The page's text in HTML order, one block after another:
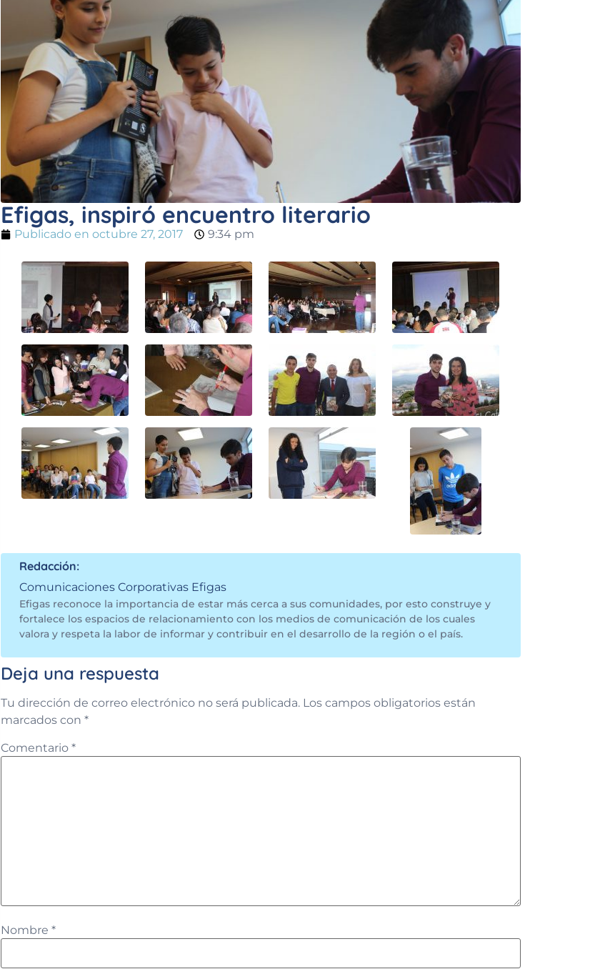
Efigas, inspiró encuentro literario
Publicado en octubre 27, 2017 9:34 pm
Redacción:
Comunicaciones Corporativas Efigas
Efigas reconoce la importancia de estar más cerca a sus comunidades, por esto construye y
fortalece los espacios de relacionamiento con los medios de comunicación de los cuales
valora y respeta la labor de informar y contribuir en el desarrollo de la región o el país.
Deja una respuesta
Tu dirección de correo electrónico no será publicada. Los campos obligatorios están
marcados con *
Comentario *
Nombre *